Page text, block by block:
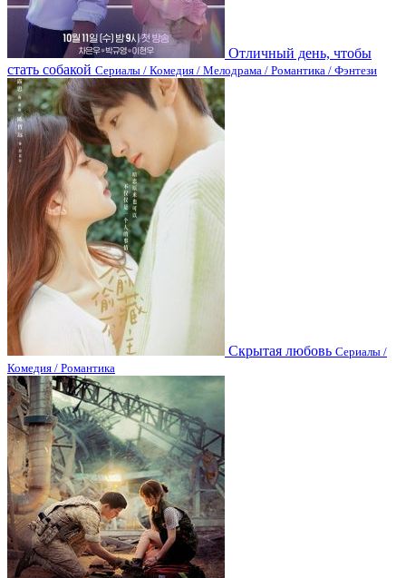
Отличный день, чтобы
стать собакой Сериалы / Комедия / Мелодрама / Романтика / Фэнтези
Скрытая любовь Сериалы /
Комедия / Романтика